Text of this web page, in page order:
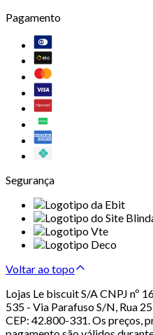
Pagamento
Segurança
Voltar ao topo
Lojas Le biscuit S/A CNPJ nº
535 - Via Parafuso S/N, Rua
CEP: 42.800-331. Os preços,